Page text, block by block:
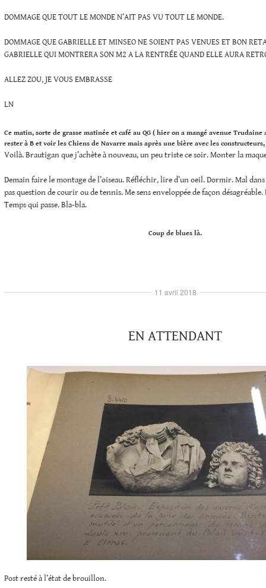
DOMMAGE QUE TOUT LE MONDE N’AIT PAS VU TOUT LE MONDE.
DOMMAGE QUE GABRIELLE ET MINSEO NE SOIENT PAS VENUES ET BON
GABRIELLE QUI MONTRERA SON M2 A LA RENTRÉE QUAND ELLE AURA
ALLEZ ZOU, JE VOUS EMBRASSE
LN
Ce matin, sorte de grasse matinée et café au QG ( hier on a mangé avenue Trudaine
rester à B et voir les Chiens de Navarre mais après une bière avec les
Voilà. Brautigan que j’achète à nouveau, un peu triste ce soir. Monter la
Demain faire le montage de l’oiseau. Réfléchir, lire d’un oeil. Dormir. Mal
pas question de courir ou de tennis. Me sens enveloppée de façon désagréable.
Temps qui passe. Bla-bla.
Coup de blues là.
EN ATTENDANT
Post resté à l’état de brouillon.
11 avril 2018